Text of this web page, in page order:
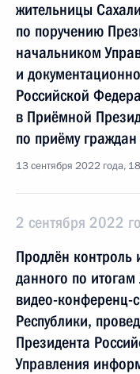
жительницы
по поручению
начальником
и
Российской
в Приёмной
по приёму
13 сентября 2022 года,
2 сентября 2022
Продлён контроль
данного по
видео-конференц-
Республики,
Президента
Управления